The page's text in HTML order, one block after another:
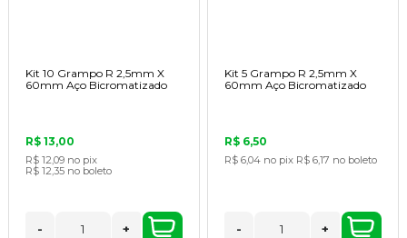
Kit 10 Grampo R 2,5mm X
60mm Aço Bicromatizado
R$ 13,00
R$ 12,09 no pix
R$ 12,35 no boleto
- +
Kit 5 Grampo R 2,5mm X
60mm Aço Bicromatizado
R$ 6,50
R$ 6,04 no pix R$ 6,17 no boleto
- +